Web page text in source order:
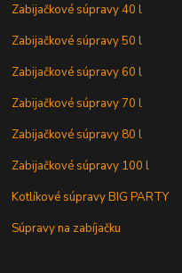
Zabijačkové súpravy 40 l
Zabijačkové súpravy 50 l
Zabijačkové súpravy 60 l
Zabijačkové súpravy 70 l
Zabijačkové súpravy 80 l
Zabijačkové súpravy 100 l
Kotlíkové súpravy BIG PARTY
Súpravy na zabíjačku